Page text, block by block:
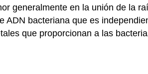
generalmente en la unión de la
ADN bacteriana que es
que proporcionan a las